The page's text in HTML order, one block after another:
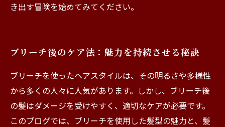
き出す冒険を始めてみてください。
ブリーチ後のケア法：魅力を持続させる秘訣
ブリーチを使ったヘアスタイルは、その明るさや多様性
から多くの人々に人気があります。しかし、ブリーチ後
の髪はダメージを受けやすく、適切なケアが必要です。
このブログでは、ブリーチを使用した髪型の魅力と、髪